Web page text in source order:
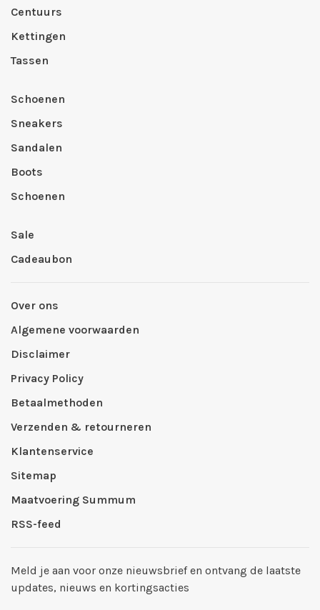
Centuurs
Kettingen
Tassen
Schoenen
Sneakers
Sandalen
Boots
Schoenen
Sale
Cadeaubon
Over ons
Algemene voorwaarden
Disclaimer
Privacy Policy
Betaalmethoden
Verzenden & retourneren
Klantenservice
Sitemap
Maatvoering Summum
RSS-feed
Meld je aan voor onze nieuwsbrief en ontvang de laatste
updates, nieuws en kortingsacties